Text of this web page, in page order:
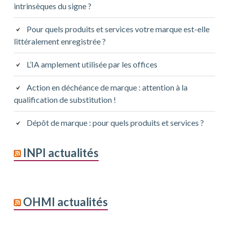
intrinsèques du signe ?
Pour quels produits et services votre marque est-elle
littéralement enregistrée ?
L’IA amplement utilisée par les offices
Action en déchéance de marque : attention à la
qualification de substitution !
Dépôt de marque : pour quels produits et services ?
INPI actualités
OHMI actualités